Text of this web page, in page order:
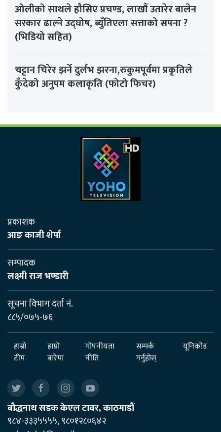
ओलीको साथले हौसिए प्रचण्ड, लाखौँ उतारेर बालेन
सरकार ढाल्ने उद्घोष, ब्युँतिएला सत्ताको सपना ?
(भिडियो सहित)
चट्टान चिरेर झर्ने दुर्लभ झरना,रुकुमपूर्वमा प्रकृतिले
कुँदेको अनुपम कलाकृति (फोटो फिचर)
प्रकाशक
आङ काजी शेर्पा
सम्पादक
लक्ष्मी राज भण्डारी
सूचना विभाग दर्ता नं.
८८५/०७५-७६
हाम्रो
टीम
हाम्रो
बारेमा
गोपनीयता
नीति
सम्पर्क
गर्नुहोस्
यूनिकोड
बौद्धनाथ सडक केएल टावर, काठमाडौं
९८४-३३३५५५५, ९८०१२८०६४२